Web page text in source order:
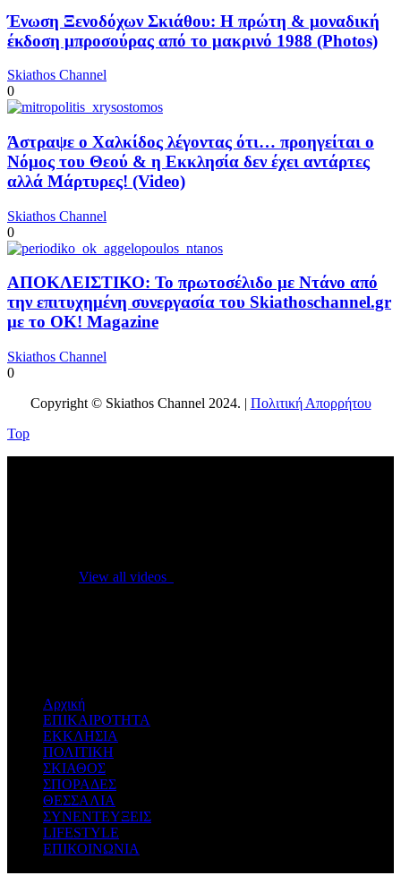
Ένωση Ξενοδόχων Σκιάθου: Η πρώτη & μοναδική
έκδοση μπροσούρας από το μακρινό 1988 (Photos)
Skiathos Channel
0
Άστραψε ο Χαλκίδος λέγοντας ότι… προηγείται ο
Νόμος του Θεού & η Εκκλησία δεν έχει αντάρτες
αλλά Μάρτυρες! (Video)
Skiathos Channel
0
ΑΠΟΚΛΕΙΣΤΙΚΟ: Το πρωτοσέλιδο με Ντάνο από
την επιτυχημένη συνεργασία του Skiathoschannel.gr
με το OK! Magazine
Skiathos Channel
0
Copyright © Skiathos Channel 2024. | Πολιτική Απορρήτου
Top
View all videos
Αρχική
ΕΠΙΚΑΙΡΟΤΗΤΑ
ΕΚΚΛΗΣΙΑ
ΠΟΛΙΤΙΚΗ
ΣΚΙΑΘΟΣ
ΣΠΟΡΑΔΕΣ
ΘΕΣΣΑΛΙΑ
ΣΥΝΕΝΤΕΥΞΕΙΣ
LIFESTYLE
ΕΠΙΚΟΙΝΩΝΙΑ